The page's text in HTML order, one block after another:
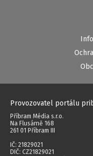
Provozovatel portálu
Příbram Média s.r.o.
Na Flusárně 168
261 01 Příbram III
IČ: 21829021
DIČ: CZ21829021